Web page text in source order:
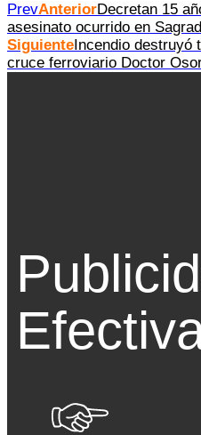
PrevAnteriorDecretan 15
asesinato ocurrido en
SiguienteIncendio destruyó
cruce ferroviario Doctor